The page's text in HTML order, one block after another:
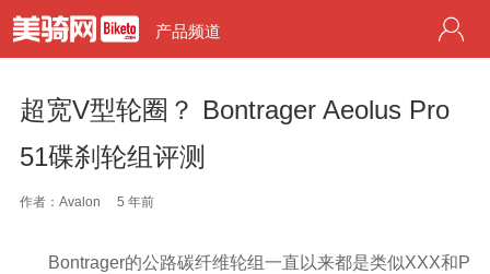
产品频道
超宽V型轮圈？ Bontrager Aeolus Pro
51碟刹轮组评测
作者：Avalon 5 年前
Bontrager的公路碳纤维轮组一直以来都是类似XXX和P